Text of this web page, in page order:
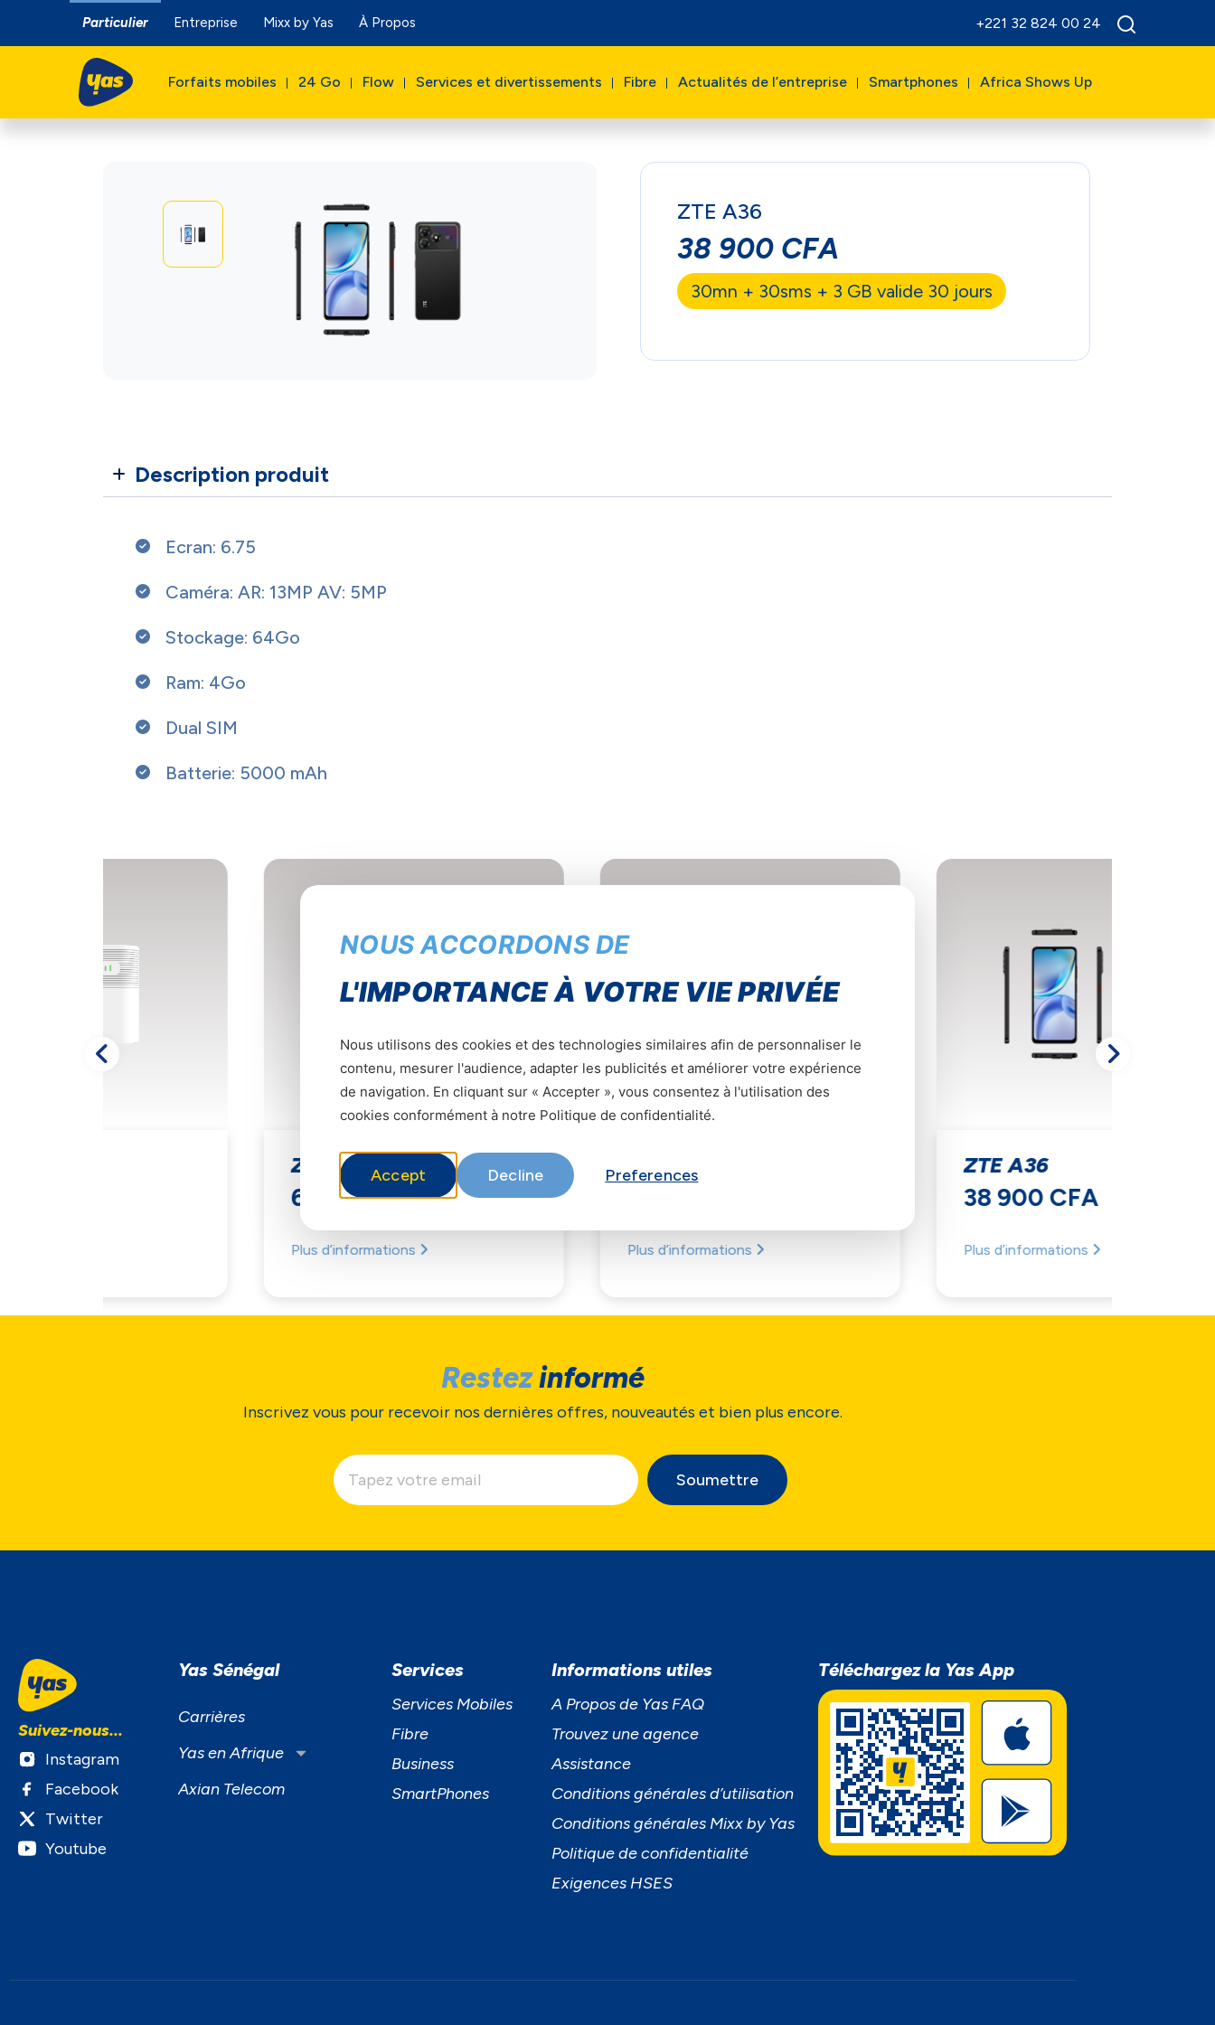
Particulier Entreprise Mixx by Yas À Propos +221 32 824 00 24
Forfaits mobiles 24 Go Flow Services et divertissements Fibre Actualités de l’entreprise Smartphones Africa Shows Up
ZTE A36
38 900 CFA
30mn + 30sms + 3 GB valide 30 jours
Description produit
Ecran: 6.75
Caméra: AR: 13MP AV: 5MP
Stockage: 64Go
Ram: 4Go
Dual SIM
Batterie: 5000 mAh
ZTE A76
54 900 CFA
Restezinformé
Inscrivez vous pour recevoir nos dernières offres, nouveautés et bien plus encore.
Soumettre
Suivez-nous...
Instagram
Facebook
Twitter
Youtube
Yas Sénégal
Carrières
Yas en Afrique
Axian Telecom
Services
Services Mobiles
Fibre
Business
SmartPhones
Informations utiles
A Propos de Yas FAQ
Trouvez une agence
Assistance
Conditions générales d’utilisation
Conditions générales Mixx by Yas
Politique de confidentialité
Exigences HSES
Téléchargez la Yas App
NOUS ACCORDONS DE
L'IMPORTANCE À VOTRE VIE PRIVÉE
Nous utilisons des cookies et des technologies similaires afin de personnaliser le
contenu, mesurer l'audience, adapter les publicités et améliorer votre expérience
de navigation. En cliquant sur « Accepter », vous consentez à l'utilisation des
cookies conformément à notre Politique de confidentialité.
Accept Decline Preferences